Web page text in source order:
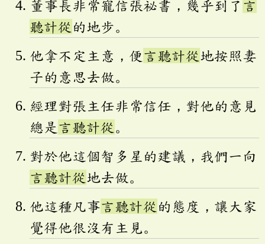
董事長非常寵信張祕書，幾乎到了 言
聽計從 的地步。
他拿不定主意，便言聽計從地按照妻
子的意思去做。
經理對張主任非常信任，對他的意見
總是 言聽計從 。
對於他這個智多星的建議，我們一向
言聽計從地去做。
他這種凡事言聽計從 的態度，讓大家
覺得他很沒有主見。